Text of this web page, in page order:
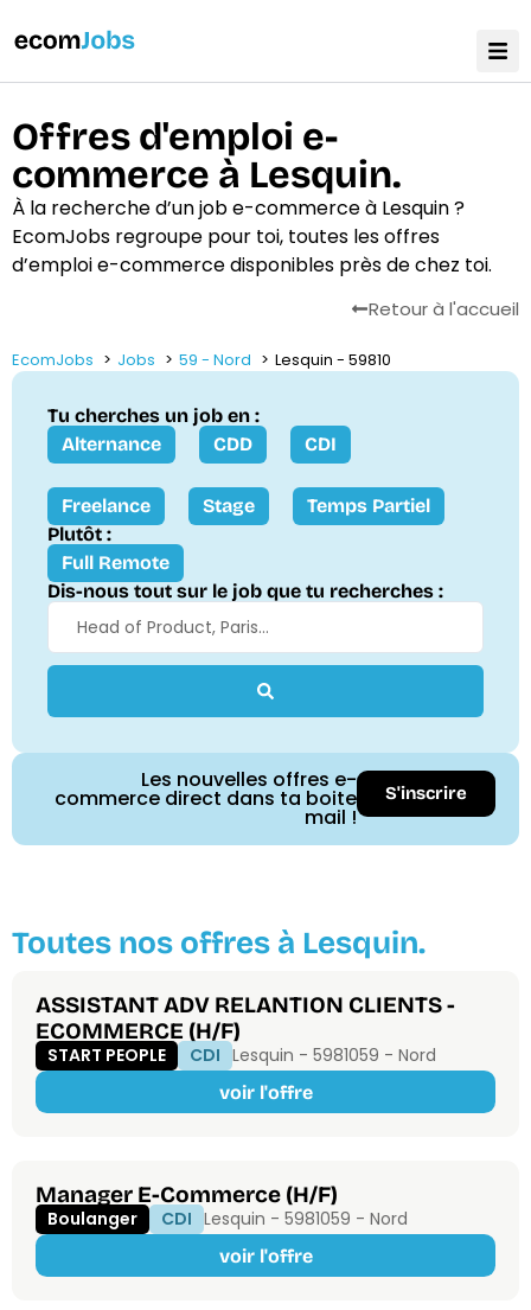
Offres d'emploi e-
commerce à Lesquin.
À la recherche d’un job e-commerce à Lesquin ?
EcomJobs regroupe pour toi, toutes les offres
d’emploi e-commerce disponibles près de chez toi.
Retour à l'accueil
EcomJobs Jobs 59 - Nord Lesquin - 59810
Tu cherches un job en :
Alternance
CDD CDI
Freelance Stage
Temps Partiel
Plutôt :
Full Remote
Dis-nous tout sur le job que tu recherches :
Les nouvelles offres e-
commerce direct dans ta boite
mail !
S'inscrire
Toutes nos offres à Lesquin.
ASSISTANT ADV RELANTION CLIENTS -
ECOMMERCE (H/F)
START PEOPLE CDI Lesquin - 5981059 - Nord
voir l'offre
Manager E-Commerce (H/F)
Boulanger CDI Lesquin - 5981059 - Nord
voir l'offre